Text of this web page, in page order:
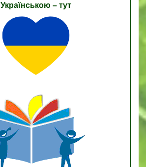
Українською – тут